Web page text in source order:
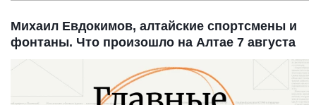
Михаил Евдокимов, алтайские спортсмены и
фонтаны. Что произошло на Алтае 7 августа